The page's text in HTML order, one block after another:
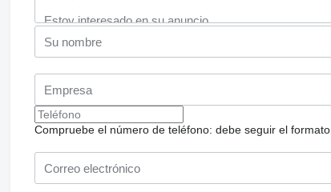
Compruebe el número de teléfono: debe seguir el